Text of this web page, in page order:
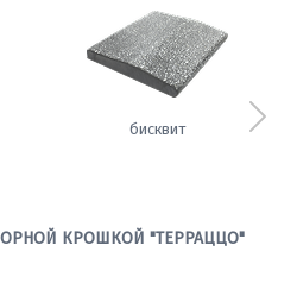
бисквит
КРОШКОЙ "ТЕРРАЦЦО"